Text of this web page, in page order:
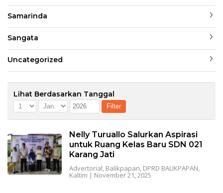
Samarinda
Sangata
Uncategorized
Lihat Berdasarkan Tanggal
Nelly Turuallo Salurkan Aspirasi
untuk Ruang Kelas Baru SDN 021
Karang Jati
Advertorial, Balikpapan, DPRD BALIKPAPAN,
Kaltim | November 21, 2025